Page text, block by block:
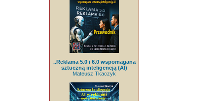
..Reklama 5.0 i 6.0 wspomagana
sztuczną inteligencją (AI)
Mateusz Tkaczyk